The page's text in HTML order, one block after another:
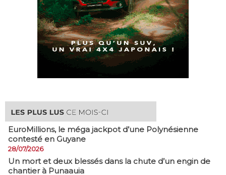
EuroMillions, ​le méga jackpot d’une Polynésienne
contesté en Guyane
28/07/2026
​Un mort et deux blessés dans la chute d’un engin de
chantier à Punaauia